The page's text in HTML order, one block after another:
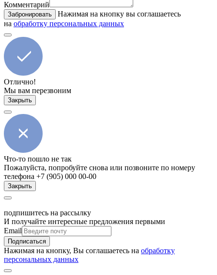
Комментарий
Забронировать
Нажимая на кнопку вы соглашаетесь
на обработку персональных данных
Отлично!
Мы вам перезвоним
Закрыть
Что-то пошло не так
Пожалуйста, попробуйте снова или позвоните по номеру
телефона +7 (905) 000 00-00
Закрыть
подпишитесь на рассылку
И получайте интересные предложения первыми
Email
Подписаться
Нажимая на кнопку, Вы соглашаетесь на обработку
персональных данных